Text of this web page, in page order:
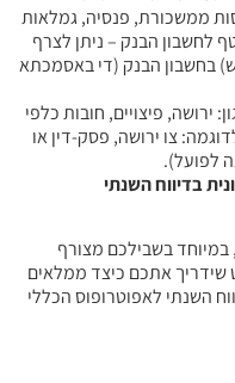
ממשכורת, פנסיה, גמלאות
לחשבון הבנק – ניתן לצרף
בחשבון הבנק (די באסמכתא
ירושה, פיצויים, חובות כלפי
צו ירושה, פסק-דין או
לפועל).
בדיווח השנתי
במיוחד בשבילכם מצורף
שידריך אתכם כיצד ממלאים
השנתי לאפוטרופוס הכללי